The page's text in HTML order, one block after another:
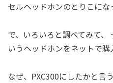
セルヘッドホンのとりこにな
で、いろいろと調べてみて、
いうヘッドホンをネットで購
なぜ、PXC300にしたかと言